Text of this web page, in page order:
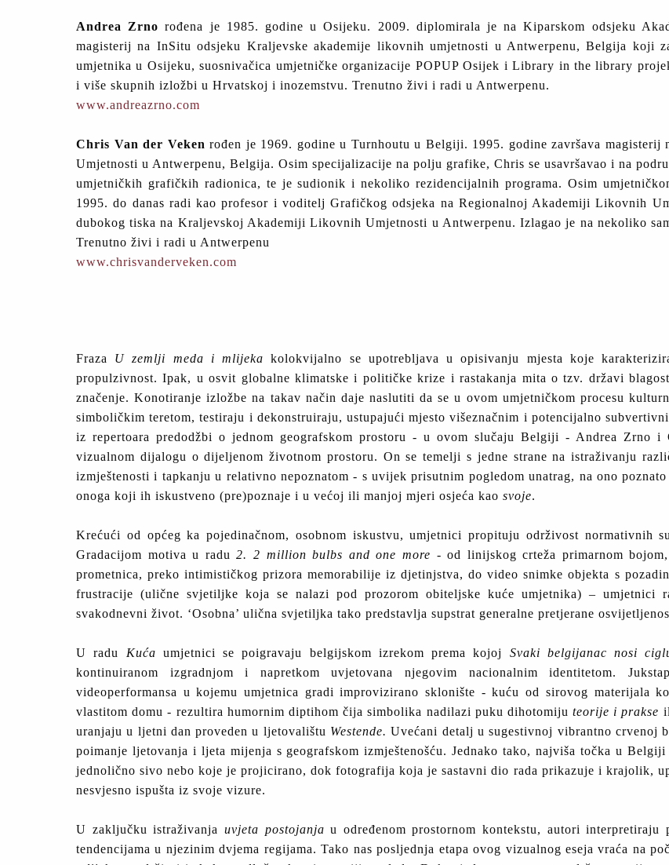
Andrea Zrnorođena je 1985. godine u Osijeku. 2009. diplomirala je na Kiparskom odsjeku
magisterij na InSitu odsjeku Kraljevske akademije likovnih umjetnosti u Antwerpenu, Belgija koji
umjetnika u Osijeku, suosnivačica umjetničke organizacije POPUP Osijek i Library in the library
i više skupnih izložbi u Hrvatskoj i inozemstvu. Trenutno živi i radi u Antwerpenu.
www.andreazrno.com
Chris Van der Vekenrođen je 1969. godine u Turnhoutu u Belgiji. 1995. godine završava
Umjetnosti u Antwerpenu, Belgija. Osim specijalizacije na polju grafike, Chris se usavršavao i na
umjetničkih grafičkih radionica, te je sudionik i nekoliko rezidencijalnih programa. Osim
1995. do danas radi kao profesor i voditelj Grafičkog odsjeka na Regionalnoj Akademiji Likovnih
dubokog tiska na Kraljevskoj Akademiji Likovnih Umjetnosti u Antwerpenu. Izlagao je na nekoliko
Trenutno živi i radi u Antwerpenu
www.chrisvanderveken.com
Fraza U zemlji meda i mlijeka kolokvijalno se upotrebljava u opisivanju mjesta koje
propulzivnost. Ipak, u osvit globalne klimatske i političke krize i rastakanja mita o tzv. državi
značenje. Konotiranje izložbe na takav način daje naslutiti da se u ovom umjetničkom procesu
simboličkim teretom, testiraju i dekonstruiraju, ustupajući mjesto višeznačnim i potencijalno
iz repertoara predodžbi o jednom geografskom prostoru - u ovom slučaju Belgiji - Andrea Zrno i
vizualnom dijalogu o dijeljenom životnom prostoru. On se temelji s jedne strane na istraživanju
izmještenosti i tapkanju u relativno nepoznatom - s uvijek prisutnim pogledom unatrag, na ono
onoga koji ih iskustveno (pre)poznaje i u većoj ili manjoj mjeri osjeća kao svoje.
Krećući od općeg ka pojedinačnom, osobnom iskustvu, umjetnici propituju održivost normativnih
Gradacijom motiva u radu2. 2 million bulbs and one more - od linijskog crteža primarnom
prometnica, preko intimističkog prizora memorabilije iz djetinjstva, do video snimke objekta s
frustracije (ulične svjetiljke koja se nalazi pod prozorom obiteljske kuće umjetnika) – umjetnici
svakodnevni život. ‘Osobna’ ulična svjetiljka tako predstavlja supstrat generalne pretjerane
U radu Kuća umjetnici se poigravaju belgijskom izrekom prema kojoj Svaki belgijanac nosi
kontinuiranom izgradnjom i napretkom uvjetovana njegovim nacionalnim identitetom.
videoperformansa u kojemu umjetnica gradi improvizirano sklonište - kuću od sirovog materijala
vlastitom domu - rezultira humornim diptihom čija simbolika nadilazi puku dihotomiju teorije i prakse
uranjaju u ljetni dan proveden u ljetovalištu Westende.Uvećani detalj u sugestivnoj vibrantno crvenoj
poimanje ljetovanja i ljeta mijenja s geografskom izmještenošću. Jednako tako, najviša točka u Belgiji
jednolično sivo nebo koje je projicirano, dok fotografija koja je sastavni dio rada prikazuje i krajolik,
nesvjesno ispušta iz svoje vizure.
U zaključku istraživanja uvjeta postojanja u određenom prostornom kontekstu, autori
tendencijama u njezinim dvjema regijama. Tako nas posljednja etapa ovog vizualnog eseja vraća na